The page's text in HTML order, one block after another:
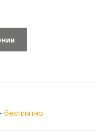
бесплатно